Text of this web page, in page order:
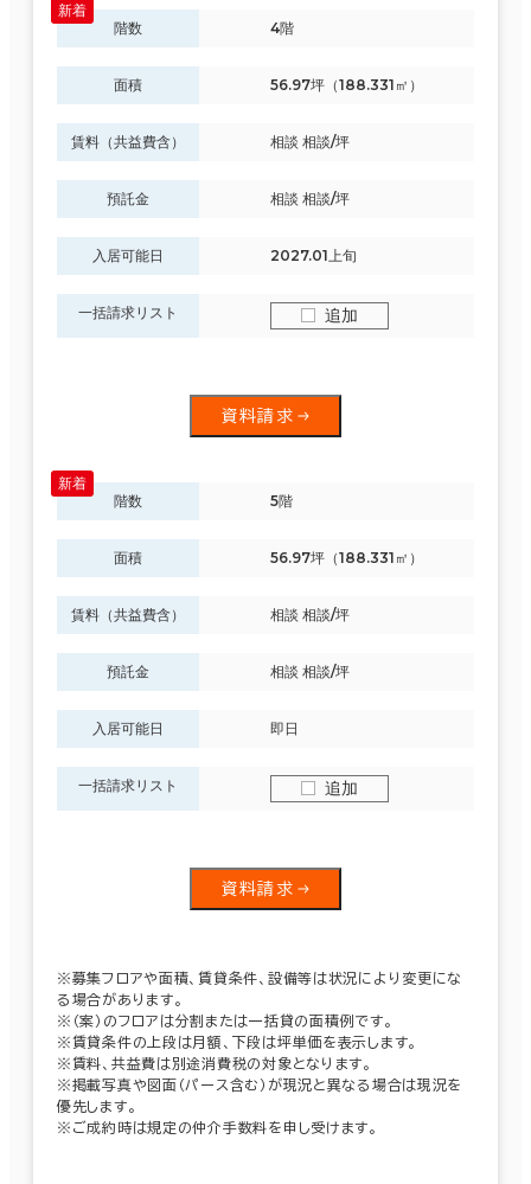
階数 4階
面積 56.97坪（188.331㎡）
賃料（共益費含） 相談 相談/坪
預託金 相談 相談/坪
入居可能日 2027.01上旬
一括請求リスト 追加
資料請求
階数 5階
面積 56.97坪（188.331㎡）
賃料（共益費含） 相談 相談/坪
預託金 相談 相談/坪
入居可能日 即日
一括請求リスト 追加
資料請求
※募集フロアや面積、賃貸条件、設備等は状況により変更にな
る場合があります。
※（案）のフロアは分割または一括貸の面積例です。
※賃貸条件の上段は月額、下段は坪単価を表示します。
※賃料、共益費は別途消費税の対象となります。
※掲載写真や図面（パース含む）が現況と異なる場合は現況を
優先します。
※ご成約時は規定の仲介手数料を申し受けます。